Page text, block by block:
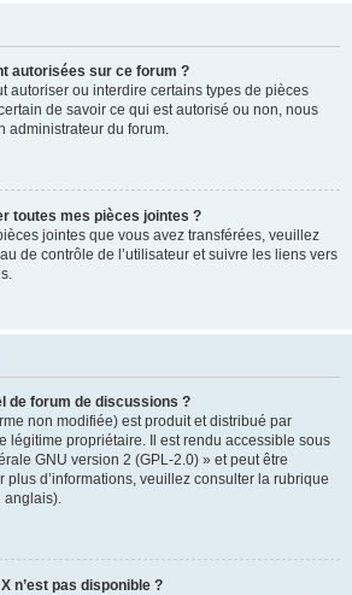
autorisées sur ce forum ?
autoriser ou interdire certains types de pièces
de savoir ce qui est autorisé ou non, nous
administrateur du forum.
toutes mes pièces jointes ?
jointes que vous avez transférées, veuillez
de contrôle de l’utilisateur et suivre les liens vers
de forum de discussions ?
non modifiée) est produit et distribué par
légitime propriétaire. Il est rendu accessible sous
GNU version 2 (GPL-2.0) » et peut être
plus d’informations, veuillez consulter la rubrique
anglais).
n’est pas disponible ?